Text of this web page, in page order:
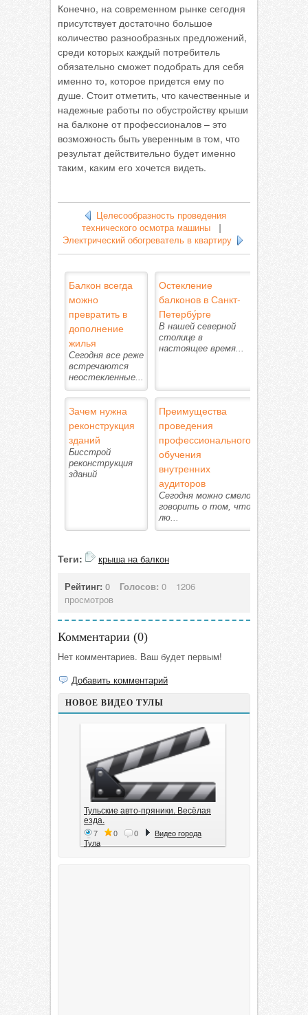
Конечно, на современном рынке сегодня
присутствует достаточно большое
количество разнообразных предложений,
среди которых каждый потребитель
обязательно сможет подобрать для себя
именно то, которое придется ему по
душе. Стоит отметить, что качественные и
надежные работы по обустройству крыши
на балконе от профессионалов – это
возможность быть уверенным в том, что
результат действительно будет именно
таким, каким его хочется видеть.
Целесообразность проведения
технического осмотра машины|
Электрический обогреватель в квартиру
Балкон всегда
можно
превратить в
дополнение
жилья
Сегодня все реже
встречаются
неостекленные...
Остекление
балконов в Санкт-
Петербу́рге
В нашей северной
столице в
настоящее время...
Зачем нужна
реконструкция
зданий
Бисстрой
реконструкция
зданий
Преимущества
проведения
профессионального
обучения
внутренних
аудиторов
Сегодня можно смело
говорить о том, что
лю...
Теги: крыша на балкон
Рейтинг: 0 Голосов: 0
1206
просмотров
Комментарии (0)
Нет комментариев. Ваш будет первым!
Добавить комментарий
НОВОЕ ВИДЕО ТУЛЫ
Тульские авто-пряники. Весёлая
езда.
7 0 0
Видео города
Тула